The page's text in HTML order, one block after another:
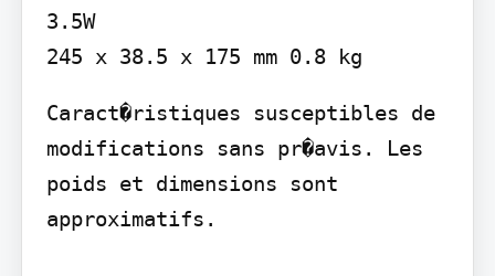
3.5W
Caract�ristiques susceptibles de
modifications sans pr�avis. Les
poids et dimensions sont
approximatifs.